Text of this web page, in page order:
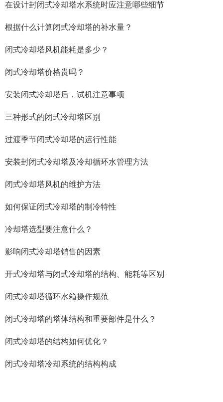
在设计封闭式冷却塔水系统时应注意哪些细节
根据什么计算闭式冷却塔的补水量？
闭式冷却塔风机能耗是多少？
闭式冷却塔价格贵吗？
安装闭式冷却塔后，试机注意事项
三种形式的闭式冷却塔区别
过渡季节闭式冷却塔的运行性能
安装封闭式冷却塔及冷却循环水管理方法
闭式冷却塔风机的维护方法
如何保证闭式冷却塔的制冷特性
冷却塔选型要注意什么？
影响闭式冷却塔销售的因素
开式冷却塔与闭式冷却塔的结构、能耗等区别
闭式冷却塔循环水箱操作规范
闭式冷却塔的塔体结构和重要部件是什么？
闭式冷却塔的结构如何优化？
闭式冷却塔冷却系统的结构构成